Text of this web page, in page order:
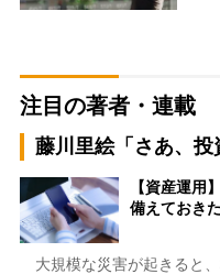
注目の著者・連載
藤川里絵「さあ、投
【資産運用
備えておき
大規模な災害が起きると